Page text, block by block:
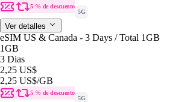
5 % de descuento
5G
Ver detalles
eSIM US & Canada - 3 Days / Total 1GB
1GB
3 Dias
2,25 US$
2,25 US$/GB
5 % de descuento
5G